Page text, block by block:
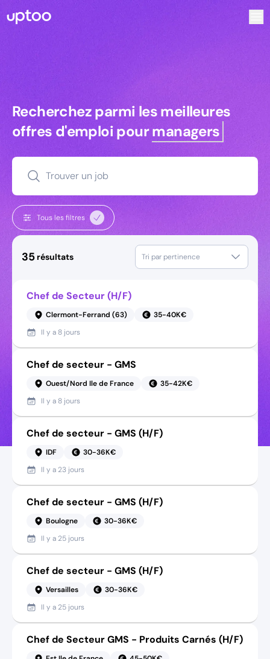
Recherchez parmi les meilleures
Recherchez parmi les meilleures
offres d'emploi pourmanagers
Trouver un job
Tous les filtres
35 résultats Tri par pertinence
Chef de Secteur (H/F)
Clermont-Ferrand (63)
35-40K€
Il y a 8 jours
Chef de secteur - GMS
Ouest/Nord Ile de France
35-42K€
Il y a 8 jours
Chef de secteur - GMS (H/F)
IDF
30-36K€
Il y a 23 jours
Chef de secteur - GMS (H/F)
Boulogne
30-36K€
Il y a 25 jours
Chef de secteur - GMS (H/F)
Versailles
30-36K€
Il y a 25 jours
Chef de Secteur GMS - Produits Carnés (H/F)